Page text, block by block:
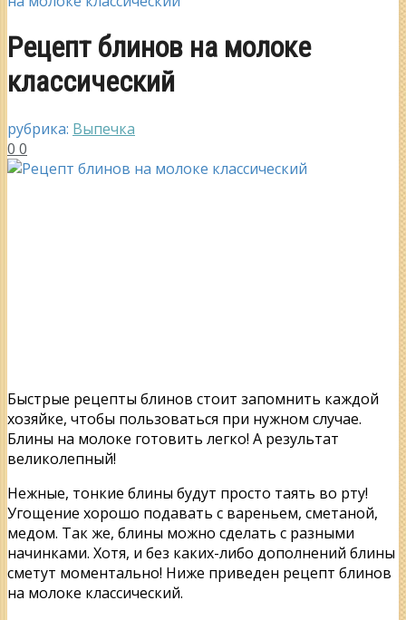
Рецепт блинов на молоке
классический
рубрика: Выпечка
0 0
Быстрые рецепты блинов стоит запомнить каждой
хозяйке, чтобы пользоваться при нужном случае.
Блины на молоке готовить легко! А результат
великолепный!
Нежные, тонкие блины будут просто таять во рту!
Угощение хорошо подавать с вареньем, сметаной,
медом. Так же, блины можно сделать с разными
начинками. Хотя, и без каких-либо дополнений блины
сметут моментально! Ниже приведен рецепт блинов
на молоке классический.